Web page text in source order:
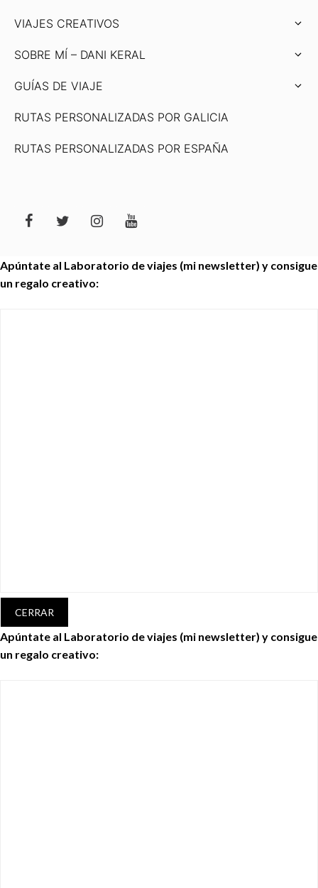
VIAJES CREATIVOS
SOBRE MÍ – DANI KERAL
GUÍAS DE VIAJE
RUTAS PERSONALIZADAS POR GALICIA
RUTAS PERSONALIZADAS POR ESPAÑA
Apúntate al Laboratorio de viajes (mi newsletter) y consigue
un regalo creativo:
CERRAR
Apúntate al Laboratorio de viajes (mi newsletter) y consigue
un regalo creativo: